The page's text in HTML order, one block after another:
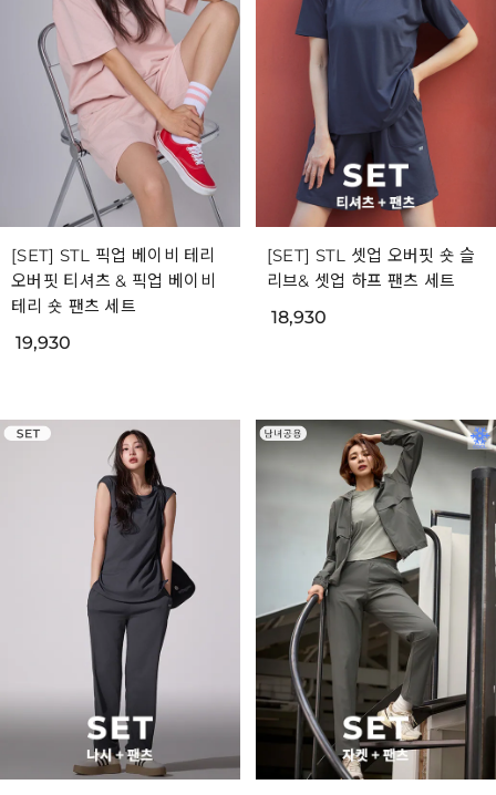
[SET] STL 픽업 베이비 테리
오버핏 티셔츠 & 픽업 베이비
테리 숏 팬츠 세트
19,930
[SET] STL 셋업 오버핏 숏 슬
리브& 셋업 하프 팬츠 세트
18,930